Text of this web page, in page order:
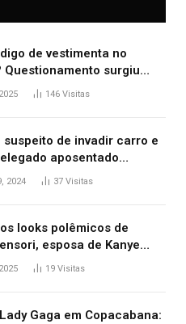
de vestimenta no
Questionamento surgiu
Censori, mulher de
146 Visitas
suspeito de invadir carro e
aposentado
no trânsito
2024 37 Visitas
looks polêmicos de
esposa de Kanye
nua no Grammy
19 Visitas
Gaga em Copacabana: